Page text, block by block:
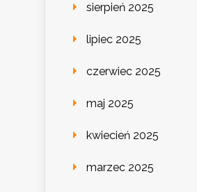
sierpień 2025
lipiec 2025
czerwiec 2025
maj 2025
kwiecień 2025
marzec 2025